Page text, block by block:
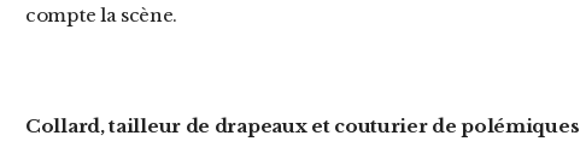
compte la scène.
Collard, tailleur de drapeaux et couturier de polémiques